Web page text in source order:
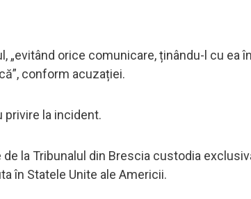
„evitând orice comunicare, ținându-l cu ea
conform acuzației.
privire la incident.
la Tribunalul din Brescia custodia
în Statele Unite ale Americii.